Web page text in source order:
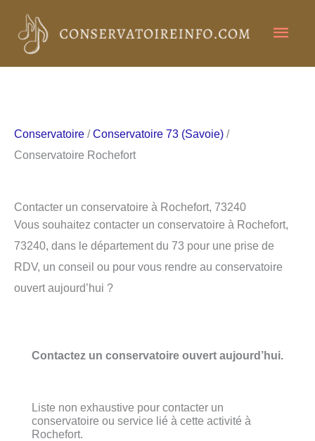
contenu
Conservatoire /Conservatoire 73 (Savoie) /
Conservatoire Rochefort
Contacter un conservatoire à Rochefort, 73240
Vous souhaitez contacter un conservatoire à Rochefort,
73240, dans le département du 73 pour une prise de
RDV, un conseil ou pour vous rendre au conservatoire
ouvert aujourd’hui ?
Contactez un conservatoire ouvert aujourd’hui.
Liste non exhaustive pour contacter un
conservatoire ou service lié à cette activité à
Rochefort.